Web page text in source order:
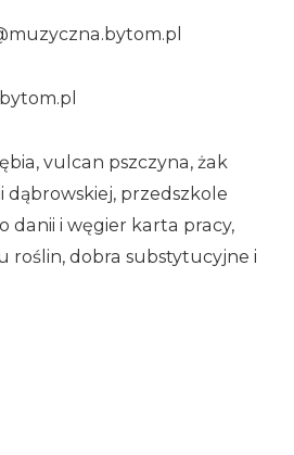
vulcan pszczyna, żak
dąbrowskiej, przedszkole
danii i węgier karta pracy,
roślin, dobra substytucyjne i